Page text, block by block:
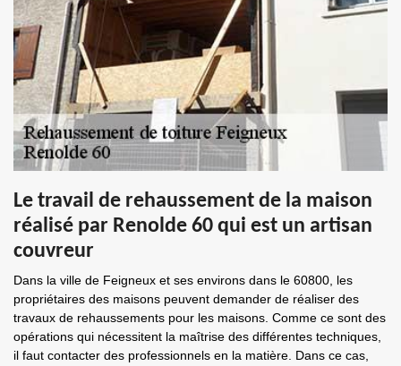
Le travail de rehaussement de la maison
réalisé par Renolde 60 qui est un artisan
couvreur
Dans la ville de Feigneux et ses environs dans le 60800, les
propriétaires des maisons peuvent demander de réaliser des
travaux de rehaussements pour les maisons. Comme ce sont des
opérations qui nécessitent la maîtrise des différentes techniques,
il faut contacter des professionnels en la matière. Dans ce cas,